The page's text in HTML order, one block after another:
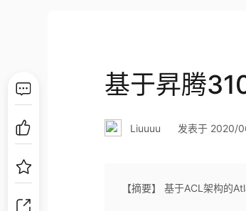
基于昇腾
Liuuuu 发表于 2020/
【摘要】 基于ACL架构的